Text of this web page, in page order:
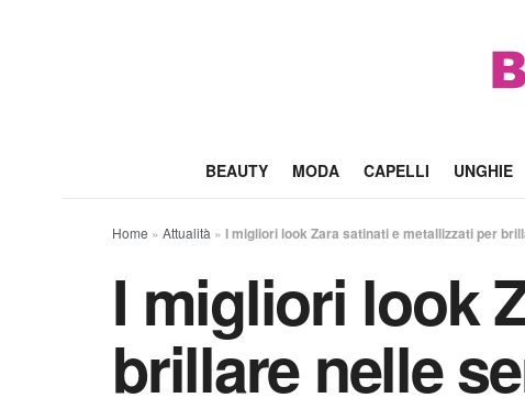
BEAUTY MODA CAPELLI UNGHIE
Home » Attualità » I migliori look Zara satinati e metallizzati per
I migliori look
brillare nelle